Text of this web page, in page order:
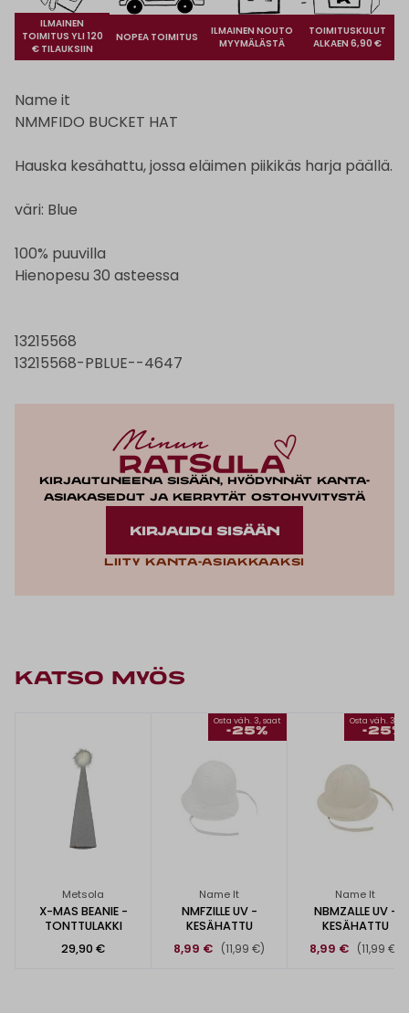
ILMAINEN
TOIMITUS YLI 120
€ TILAUKSIIN
NOPEA TOIMITUS
ILMAINEN NOUTO
MYYMÄLÄSTÄ
TOIMITUSKULUT
ALKAEN 6,90 €
Name it
NMMFIDO BUCKET HAT
Hauska kesähattu, jossa eläimen piikikäs harja päällä.
väri: Blue
100% puuvilla
Hienopesu 30 asteessa
13215568
13215568-PBLUE--4647
Kirjautuneena sisään, hyödynnät kanta-
asiakasedut ja kerrytät ostohyvitystä
KIRJAUDU SISÄÄN
Liity kanta-asiakkaaksi
KATSO MYÖS
Metsola
X-MAS BEANIE -
TONTTULAKKI
29,90 €
Osta väh. 3, saat
-25%
Name It
NMFZILLE UV -
KESÄHATTU
8,99 €
(11,99 €)
Osta väh. 3,
-25%
Name It
NBMZALLE UV -
KESÄHATTU
8,99 €
(11,99 €)